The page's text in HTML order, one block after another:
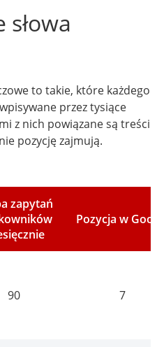
to takie, które każdego
przez tysiące
z nich powiązane są treści
pozycję zajmują.
zapytań
Pozycja w
90 7